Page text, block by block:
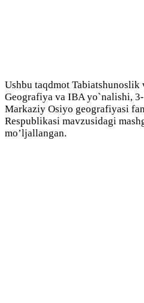
Ushbu taqdmot
Geografiya va IBA yo`nalishi,
Markaziy Osiyo geografiyasi
Respublikasi mavzusidagi
mo’ljallangan.